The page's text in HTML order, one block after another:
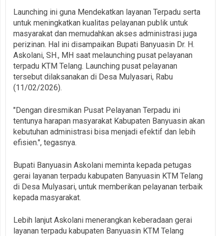
Launching ini guna Mendekatkan layanan Terpadu serta
untuk meningkatkan kualitas pelayanan publik untuk
masyarakat dan memudahkan akses administrasi juga
perizinan. Hal ini disampaikan Bupati Banyuasin Dr. H.
Askolani, SH., MH saat melaunching pusat pelayanan
terpadu KTM Telang. Launching pusat pelayanan
tersebut dilaksanakan di Desa Mulyasari, Rabu
(11/02/2026).
"Dengan diresmikan Pusat Pelayanan Terpadu ini
tentunya harapan masyarakat Kabupaten Banyuasin akan
kebutuhan administrasi bisa menjadi efektif dan lebih
efisien.", tegasnya.
Bupati Banyuasin Askolani meminta kepada petugas
gerai layanan terpadu kabupaten Banyuasin KTM Telang
di Desa Mulyasari, untuk memberikan pelayanan terbaik
kepada masyarakat.
Lebih lanjut Askolani menerangkan keberadaan gerai
layanan terpadu kabupaten Banyuasin KTM Telang